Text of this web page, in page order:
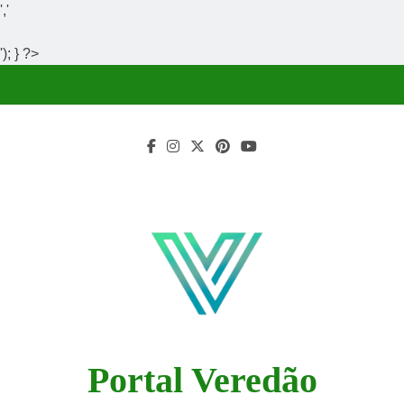
','
'); } ?>
Portal Veredão